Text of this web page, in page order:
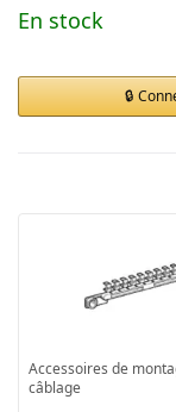
En stock
Accessoires de
câblage